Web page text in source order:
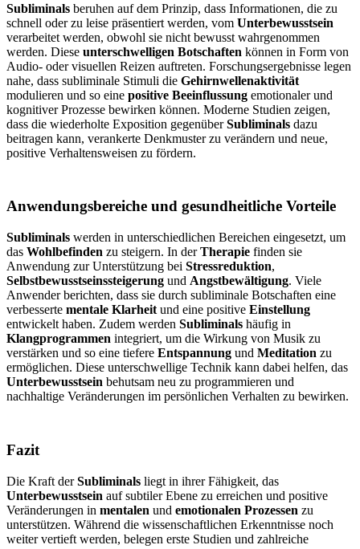
Subliminals beruhen auf dem Prinzip, dass Informationen, die zu
schnell oder zu leise präsentiert werden, vom Unterbewusstsein
verarbeitet werden, obwohl sie nicht bewusst wahrgenommen
werden. Diese unterschwelligen Botschaften können in Form von
Audio- oder visuellen Reizen auftreten. Forschungsergebnisse legen
nahe, dass subliminale Stimuli die Gehirnwellenaktivität
modulieren und so eine positive Beeinflussung emotionaler und
kognitiver Prozesse bewirken können. Moderne Studien zeigen,
dass die wiederholte Exposition gegenüberSubliminals dazu
beitragen kann, verankerte Denkmuster zu verändern und neue,
positive Verhaltensweisen zu fördern.
Anwendungsbereiche und gesundheitliche Vorteile
Subliminals werden in unterschiedlichen Bereichen eingesetzt, um
das Wohlbefinden zu steigern. In derTherapie finden sie
Anwendung zur Unterstützung bei Stressreduktion,
Selbstbewusstseinssteigerung und Angstbewältigung. Viele
Anwender berichten, dass sie durch subliminale Botschaften eine
verbesserte mentale Klarheit und eine positive Einstellung
entwickelt haben. Zudem werden Subliminals häufig in
Klangprogrammen integriert, um die Wirkung von Musik zu
verstärken und so eine tiefere Entspannung und Meditation zu
ermöglichen. Diese unterschwellige Technik kann dabei helfen, das
Unterbewusstsein behutsam neu zu programmieren und
nachhaltige Veränderungen im persönlichen Verhalten zu bewirken.
Fazit
Die Kraft derSubliminals liegt in ihrer Fähigkeit, das
Unterbewusstsein auf subtiler Ebene zu erreichen und positive
Veränderungen in mentalen und emotionalen Prozessen zu
unterstützen. Während die wissenschaftlichen Erkenntnisse noch
weiter vertieft werden, belegen erste Studien und zahlreiche